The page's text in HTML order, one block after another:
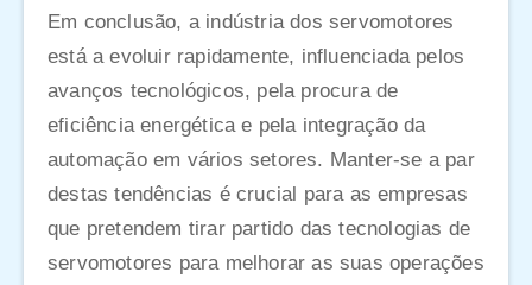
Em conclusão, a indústria dos servomotores
está a evoluir rapidamente, influenciada pelos
avanços tecnológicos, pela procura de
eficiência energética e pela integração da
automação em vários setores. Manter-se a par
destas tendências é crucial para as empresas
que pretendem tirar partido das tecnologias de
servomotores para melhorar as suas operações